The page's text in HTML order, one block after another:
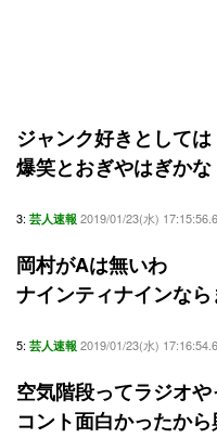
ジャンク好きとしては
爆笑とおぎやはぎかな
3: 芸人速報 2019/01/23(水)
岡村がAは無いわ
ナインティナインなら
5: 芸人速報 2019/01/23(水)
空気階段ってラジオ
コント面白かったか